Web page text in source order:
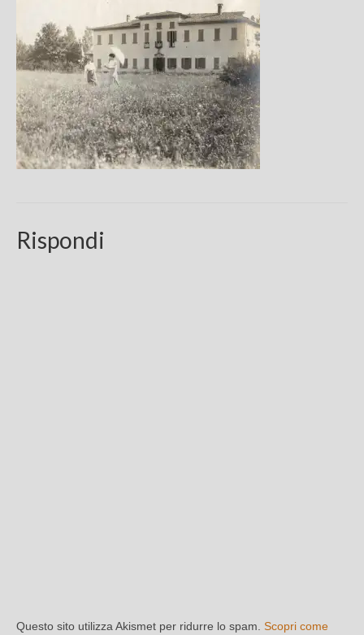
Chi sono
FAQ
Contatti
Rispondi
Questo sito utilizza Akismet per ridurre lo spam. Scopri come